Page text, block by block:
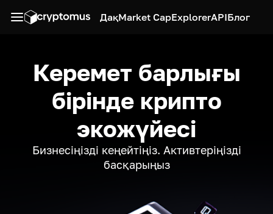
ДақMarket CapExplorerAPIБлог
Керемет барлығы
бірінде крипто
экожүйесі
Бизнесіңізді кеңейтіңіз. Активтеріңізді
басқарыңыз